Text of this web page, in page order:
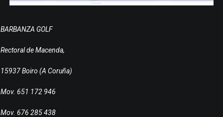
BARBANZA GOLF
Rectoral de Macenda,
15937 Boiro (A Coruña)
Mov. 651 172 946
Mov. 676 285 438